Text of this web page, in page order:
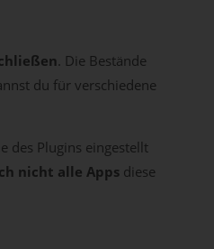
. Die Bestände
du für verschiedene
des Plugins eingestellt
nicht alle Apps diese